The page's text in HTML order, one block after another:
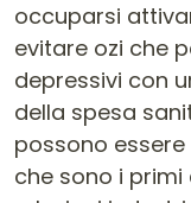
occuparsi
evitare ozi che
depressivi con
della spesa
possono
che sono i